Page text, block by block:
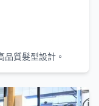
質髮型設計。